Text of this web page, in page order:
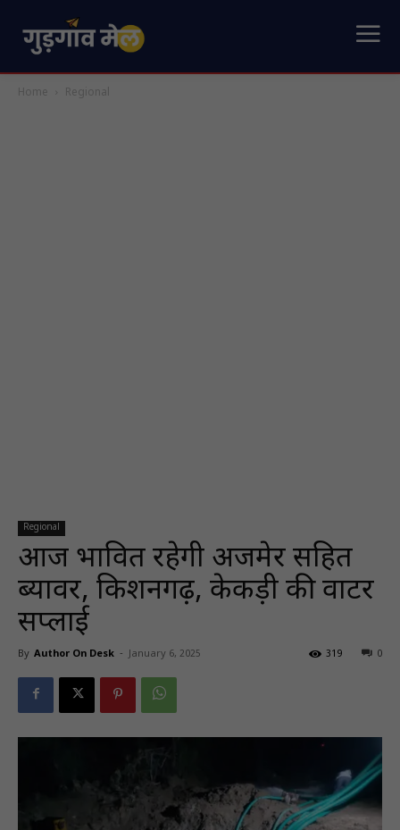
Home Regional
Regional
आज प्रभावित रहेगी अजमेर सहित
ब्यावर, किशनगढ़, केकड़ी की वाटर
सप्लाई
By Author On Desk - January 6, 2025 0
319